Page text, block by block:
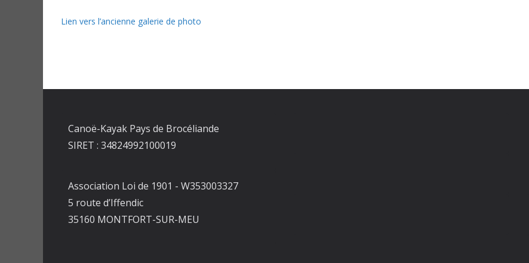
Lien vers l’ancienne galerie de photo
Canoë-Kayak Pays de Brocéliande
SIRET : 34824992100019
Association Loi de 1901 - W353003327
5 route d’Iffendic
35160 MONTFORT-SUR-MEU